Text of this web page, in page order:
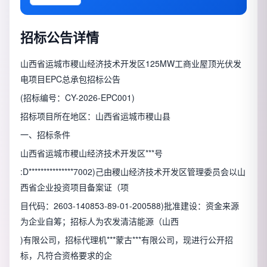
招标公告详情
山西省运城市稷山经济技术开发区125MW工商业屋顶光伏发
电项目EPC总承包招标公告
(招标编号：CY-2026-EPC001)
招标项目所在地区：山西省运城市稷山县
一、招标条件
山西省运城市稷山经济技术开发区***号
:D***************7002)己由稷山经济技术开发区管理委员会以山
西省企业投资项目备案证（项
目代码：2603-140853-89-01-200588)批准建设：资金来源
为企业自筹；招标人为农发清洁能源（山西
)有限公司，招标代理机***蒙古***有限公司，现进行公开招
标，凡符合资格要求的企